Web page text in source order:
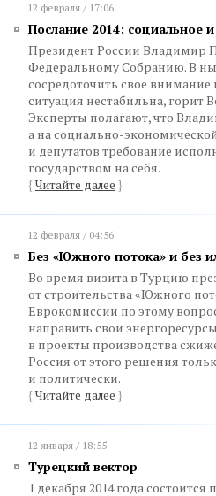
12 февраля / 17:06
Послание 2014: социальное
Президент России Владимир
Федеральному Собранию. В
сосредоточить свое
ситуация нестабильна, горит
Эксперты полагают, что
а на социально-
и депутатов требование
государством на себя.
{ Читайте далее }
12 февраля / 04:56
Без «Южного потока» и без
Во время визита в Турцию
от строительства «Южного
Еврокомиссии по этому
направить свои
в проекты производства
Россия от этого решения
и политически.
{ Читайте далее }
12 января / 18:55
Турецкий вектор
1 декабря 2014 года